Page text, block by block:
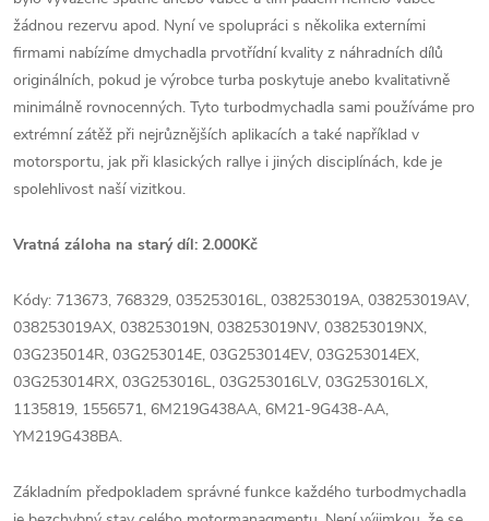
žádnou rezervu apod. Nyní ve spolupráci s několika externími
firmami nabízíme dmychadla prvotřídní kvality z náhradních dílů
originálních, pokud je výrobce turba poskytuje anebo kvalitativně
minimálně rovnocenných. Tyto turbodmychadla sami používáme pro
extrémní zátěž při nejrůznějších aplikacích a také například v
motorsportu, jak při klasických rallye i jiných disciplínách, kde je
spolehlivost naší vizitkou.
Vratná záloha na starý díl: 2.000Kč
Kódy: 713673, 768329, 035253016L, 038253019A, 038253019AV,
038253019AX, 038253019N, 038253019NV, 038253019NX,
03G235014R, 03G253014E, 03G253014EV, 03G253014EX,
03G253014RX, 03G253016L, 03G253016LV, 03G253016LX,
1135819, 1556571, 6M219G438AA, 6M21-9G438-AA,
YM219G438BA.
Základním předpokladem správné funkce každého turbodmychadla